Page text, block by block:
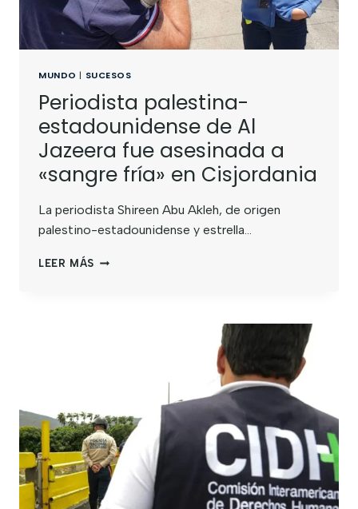
MUNDO | SUCESOS
Periodista palestina-
estadounidense de Al
Jazeera fue asesinada a
«sangre fría» en Cisjordania
La periodista Shireen Abu Akleh, de origen
palestino-estadounidense y estrella…
LEER MÁS